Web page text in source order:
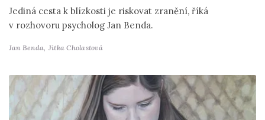
Jediná cesta k blízkosti je riskovat zranění, říká
v rozhovoru psycholog Jan Benda.
Jan Benda, Jitka Cholastová